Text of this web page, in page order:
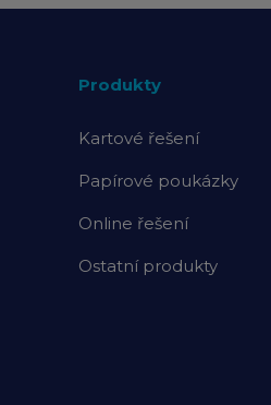
Produkty
Kartové řešení
Papírové poukázky
Online řešení
Ostatní produkty